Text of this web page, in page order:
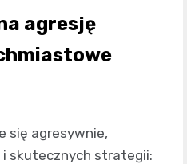
agresję
się agresywnie,
skutecznych strategii: